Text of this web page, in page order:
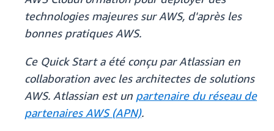
technologies majeures sur AWS, d'après les
bonnes pratiques AWS.
Ce Quick Start a été conçu par Atlassian en
collaboration avec les architectes de solutions
AWS. Atlassian est un partenaire du réseau de
partenaires AWS (APN).